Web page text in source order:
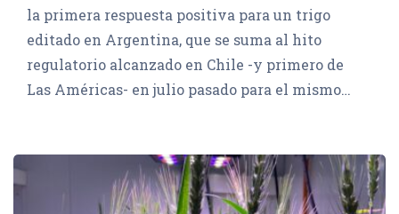
la primera respuesta positiva para un trigo
editado en Argentina, que se suma al hito
regulatorio alcanzado en Chile -y primero de
Las Américas- en julio pasado para el mismo…